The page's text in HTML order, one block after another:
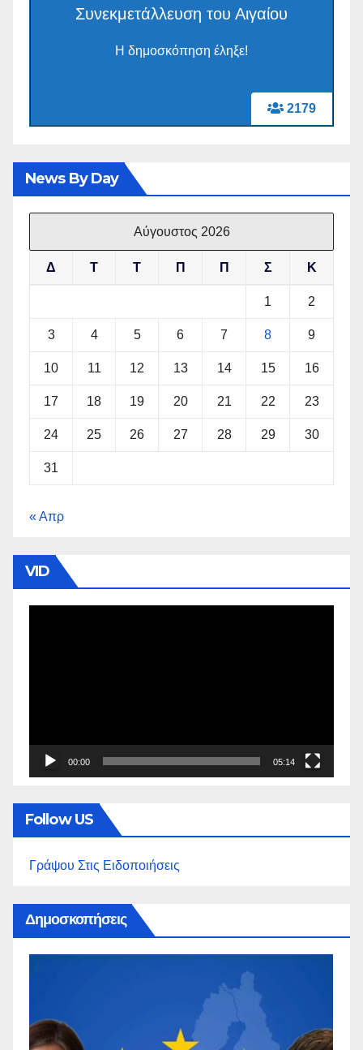
2179
Συνεκμετάλλευση του Αιγαίου
Η δημοσκόπηση έληξε!
News By Day
Αύγουστος 2026
Δ Τ Τ Π Π Σ Κ
1 2
3 4 5 6 7 8 9
10 11 12 13 14 15 16
17 18 19 20 21 22 23
24 25 26 27 28 29 30
31
« Απρ
VID
00:00 05:14
Follow US
Γράψου Στις Ειδοποιήσεις
Δημοσκοπήσεις